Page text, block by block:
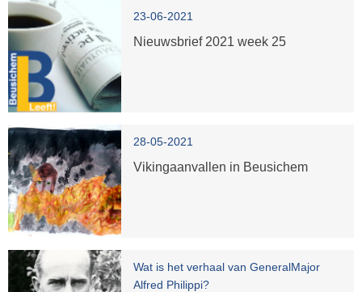
23-06-2021
Nieuwsbrief 2021 week 25
28-05-2021
Vikingaanvallen in Beusichem
Wat is het verhaal van GeneralMajor
Alfred Philippi?